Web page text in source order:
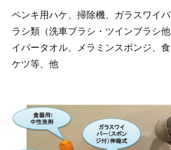
ペンキ用ハケ、掃除機、ガラスワイ
ラシ類（洗車ブラシ・ツインブラシ
イバータオル、メラミンスポンジ、
ケツ等、他